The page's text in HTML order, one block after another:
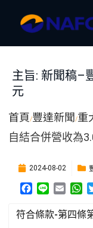
主旨: 新聞稿–
元
首頁/豐達新聞/重
自結合併營收為
2024-08-02
F
c
L
n
E
a
W
a
符合條款-第四條